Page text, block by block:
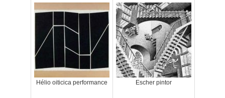
Hélio oiticica performance Escher pintor